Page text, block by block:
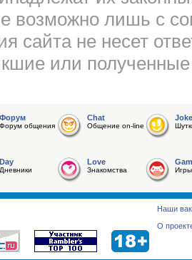
возможно лишь с
сайта не несет
или
Форум
Форум общения
Chat
Общение on-line
Joke
Day
Дневники
Love
Знакомства Игры
Наши
О